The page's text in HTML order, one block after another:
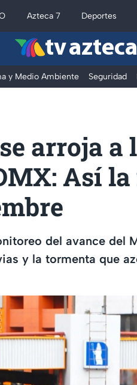
Azteca 7 Deportes
tv azteca
y Medio Ambiente Seguridad
arroja a
Así
del avance del
y la tormenta que